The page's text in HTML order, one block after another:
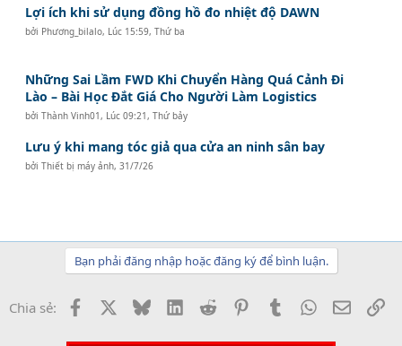
Lợi ích khi sử dụng đồng hồ đo nhiệt độ DAWN
bởi Phương_bilalo, Lúc 15:59, Thứ ba
Những Sai Lầm FWD Khi Chuyển Hàng Quá Cảnh Đi
Lào – Bài Học Đắt Giá Cho Người Làm Logistics
bởiThành Vinh01 , Lúc 09:21, Thứ bảy
Lưu ý khi mang tóc giả qua cửa an ninh sân bay
bởiThiết bị máy ảnh,31/7/26
Bạn phải đăng nhập hoặc đăng ký để bình luận.
Chia sẻ: Facebook BlueskyLinkedInReddit PinterestTumblrWhatsApp
Email